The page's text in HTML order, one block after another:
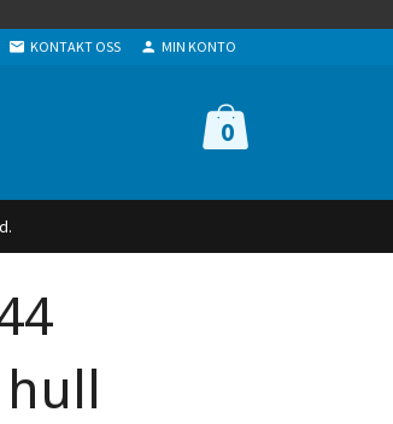
KONTAKT OSS MIN KONTO
0